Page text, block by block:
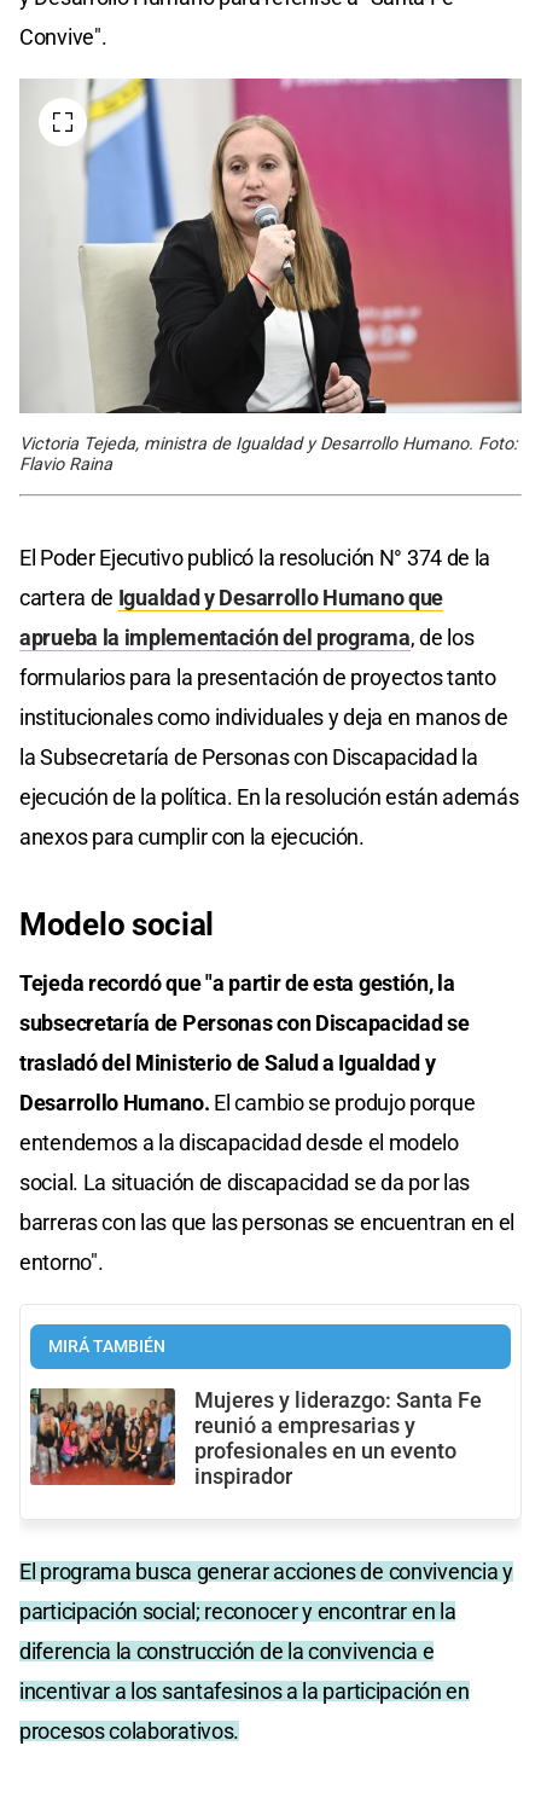
Convive".
Victoria Tejeda, ministra de Igualdad y Desarrollo Humano. Foto:
Flavio Raina
El Poder Ejecutivo publicó la resolución N° 374 de la
cartera de Igualdad y Desarrollo Humano que
aprueba la implementación del programa, de los
formularios para la presentación de proyectos tanto
institucionales como individuales y deja en manos de
la Subsecretaría de Personas con Discapacidad la
ejecución de la política. En la resolución están además
anexos para cumplir con la ejecución.
Modelo social
Tejeda recordó que "a partir de esta gestión, la
subsecretaría de Personas con Discapacidad se
trasladó del Ministerio de Salud a Igualdad y
Desarrollo Humano. El cambio se produjo porque
entendemos a la discapacidad desde el modelo
social. La situación de discapacidad se da por las
barreras con las que las personas se encuentran en el
entorno".
MIRÁ TAMBIÉN
Mujeres y liderazgo: Santa Fe
reunió a empresarias y
profesionales en un evento
inspirador
El programa busca generar acciones de convivencia y
participación social; reconocer y encontrar en la
diferencia la construcción de la convivencia e
incentivar a los santafesinos a la participación en
procesos colaborativos.